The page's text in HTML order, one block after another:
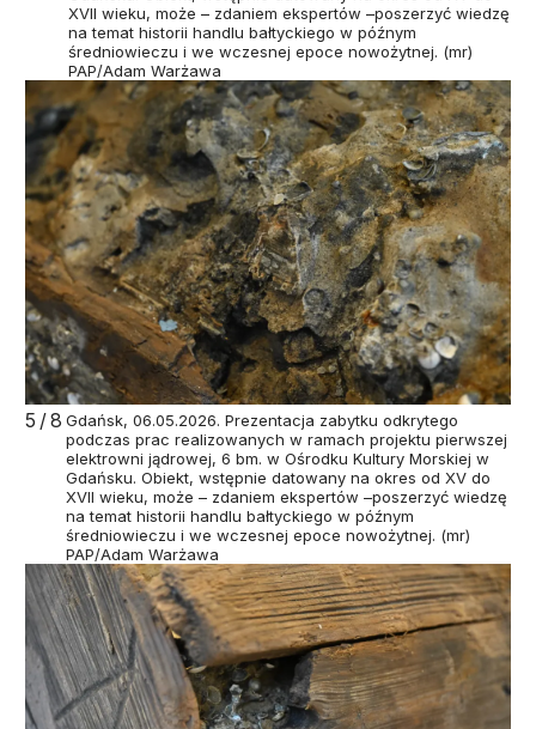
XVII wieku, może – zdaniem ekspertów –poszerzyć wiedzę
na temat historii handlu bałtyckiego w późnym
średniowieczu i we wczesnej epoce nowożytnej. (mr)
PAP/Adam Warżawa
5/8 Gdańsk, 06.05.2026. Prezentacja zabytku odkrytego
podczas prac realizowanych w ramach projektu pierwszej
elektrowni jądrowej, 6 bm. w Ośrodku Kultury Morskiej w
Gdańsku. Obiekt, wstępnie datowany na okres od XV do
XVII wieku, może – zdaniem ekspertów –poszerzyć wiedzę
na temat historii handlu bałtyckiego w późnym
średniowieczu i we wczesnej epoce nowożytnej. (mr)
PAP/Adam Warżawa